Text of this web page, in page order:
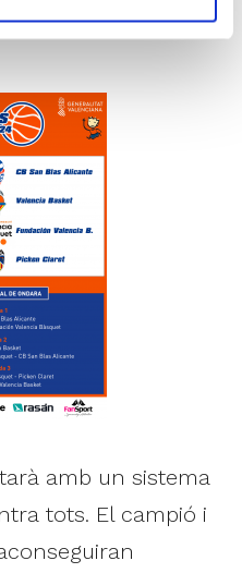
amb un sistema
tots. El campió i